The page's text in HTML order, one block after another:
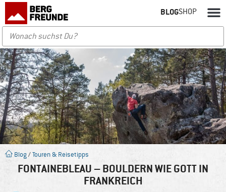
BLOGSHOP
Blog /Touren & Reisetipps
FONTAINEBLEAU – BOULDERN WIE GOTT IN
FRANKREICH